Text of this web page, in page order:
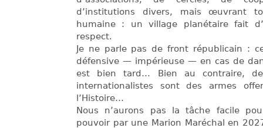
d’institutions divers, mais œuvrant
humaine : un village planétaire fait
respect.
Je ne parle pas de front républicain :
défensive — impérieuse — en cas de
est bien tard… Bien au contraire,
internationalistes sont des armes
l’Histoire…
Nous n’aurons pas la tâche facile
pouvoir par une Marion Maréchal en